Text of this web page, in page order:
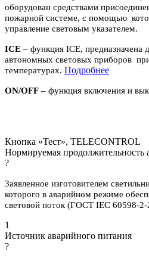
оборудован средствами
пожарной системе, с помощью
управление световым указателем.
ICE – функция ICE, предназначена
автономных световых приборов
температурах. Подробнее
ON/OFF – функция включения и
Кнопка «Тест», TELECONTROL
Нормируемая продолжительность
?
Заявленное изготовителем
которого в аварийном режиме
световой поток (ГОСТ IEC 60598-2-
1
Источник аварийного питания
?